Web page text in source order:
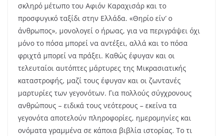
σκληρό μέτωπο του Αφιόν Καραχισάρ και το
προσφυγικό ταξίδι στην Ελλάδα. «Θηρίο είν’ ο
άνθρωπος», μονολογεί ο ήρωας, για να περιγράψει όχι
μόνο το πόσα μπορεί να αντέξει, αλλά και το πόσα
φριχτά μπορεί να πράξει. Καθώς έφυγαν και οι
τελευταίοι αυτόπτες μάρτυρες της Μικρασιατικής
καταστροφής, μαζί τους έφυγαν και οι ζωντανές
μαρτυρίες των γεγονότων. Για πολλούς σύγχρονους
ανθρώπους – ειδικά τους νεότερους – εκείνα τα
γεγονότα αποτελούν πληροφορίες, ημερομηνίες και
ονόματα γραμμένα σε κάποια βιβλία ιστορίας. Το τι